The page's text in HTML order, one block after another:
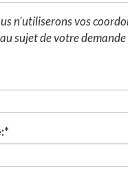
n'utiliserons vos
sujet de votre demande